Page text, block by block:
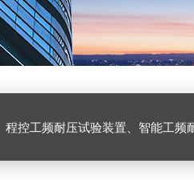
程控工频耐压试验装置、智能工频耐压试验装置、工频耐压试验装置、工频耐压试验仪、工频耐